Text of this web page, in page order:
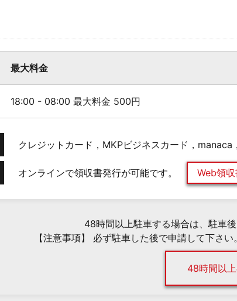
最大料金
18:00 - 08:00 最大料金 500円
クレジットカード，MKPビジネスカード，
オンラインで領収書発行が可能です。 Web領
48時間以上駐車する場合は、駐車
【注意事項】 必ず駐車した後で申請して下さ
48時間以